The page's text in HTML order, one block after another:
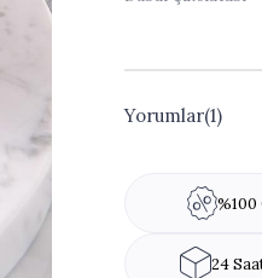
Yorumlar(1)
24